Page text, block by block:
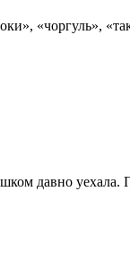
«чоргуль»,
давно